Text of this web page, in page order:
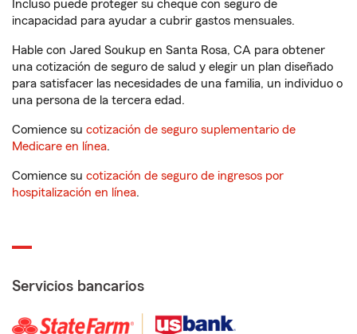
Incluso puede proteger su cheque con seguro de
incapacidad para ayudar a cubrir gastos mensuales.
Hable con Jared Soukup en Santa Rosa, CA para obtener
una cotización de seguro de salud y elegir un plan diseñado
para satisfacer las necesidades de una familia, un individuo o
una persona de la tercera edad.
Comience su cotización de seguro suplementario de
Medicare en línea.
Comience su cotización de seguro de ingresos por
hospitalización en línea.
Servicios bancarios